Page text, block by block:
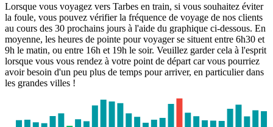
Lorsque vous voyagez vers Tarbes en train, si vous souhaitez éviter
la foule, vous pouvez vérifier la fréquence de voyage de nos clients
au cours des 30 prochains jours à l'aide du graphique ci-dessous. En
moyenne, les heures de pointe pour voyager se situent entre 6h30 et
9h le matin, ou entre 16h et 19h le soir. Veuillez garder cela à l'esprit
lorsque vous vous rendez à votre point de départ car vous pourriez
avoir besoin d'un peu plus de temps pour arriver, en particulier dans
les grandes villes !